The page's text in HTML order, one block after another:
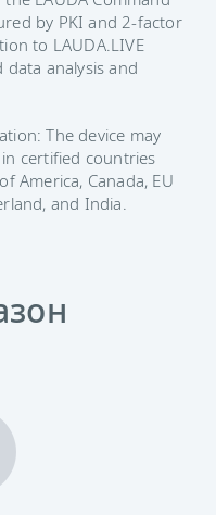
by PKI and 2-factor
to LAUDA.LIVE
data analysis and
The device may
certified countries
America, Canada, EU
and India.